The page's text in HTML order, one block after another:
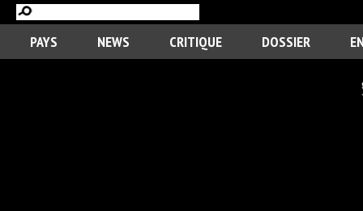
PAYS NEWS CRITIQUE DOSSIER